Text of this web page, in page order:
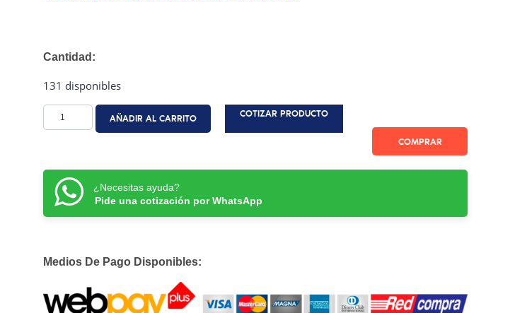
Cantidad:
131 disponibles
AÑADIR AL CARRITO COTIZAR PRODUCTO
COMPRAR
¿Necesitas ayuda?
Pide una cotización por WhatsApp
Medios De Pago Disponibles: